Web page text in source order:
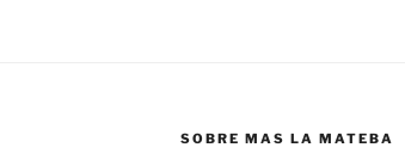
SOBRE MAS LA MATEBA